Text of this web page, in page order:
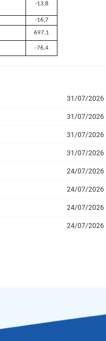
-13,8
-16,7
697,1
-76,4
31/07/2026
31/07/2026
31/07/2026
31/07/2026
24/07/2026
24/07/2026
24/07/2026
24/07/2026